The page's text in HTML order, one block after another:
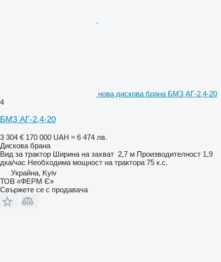
нова дискова брана БМЗ АГ-2,4-20
4
БМЗ АГ-2,4-20
3 304 € 170 000 UAH ≈ 6 474 лв.
Дискова брана
Вид за трактор Ширина на захват 2,7 м Производителност 1,9
дка/час Необходима мощност на трактора 75 к.с.
Украйна, Kyiv
ТОВ «ФЕРМ Є»
Свържете се с продавача